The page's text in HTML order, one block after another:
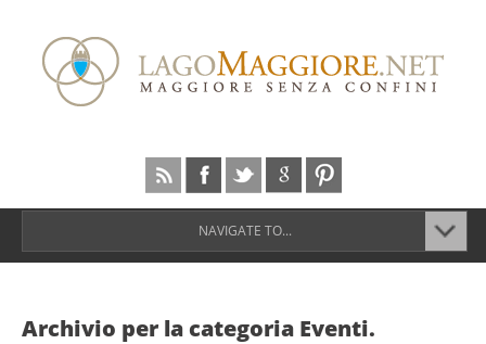
NAVIGATE TO...
Archivio per la categoria Eventi.